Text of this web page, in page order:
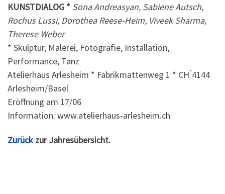
KUNSTDIALOG * Sona Andreasyan, Sabiene Autsch,
Rochus Lussi, Dorothea Reese-Heim, Viveek Sharma,
Therese Weber
* Skulptur, Malerei, Fotografie, Installation,
Performance, Tanz
Atelierhaus Arlesheim * Fabrikmattenweg 1 * CH ́4144
Arlesheim/Basel
Eröffnung am 17/06
Information: www.atelierhaus-arlesheim.ch
Zurückzur Jahresübersicht.